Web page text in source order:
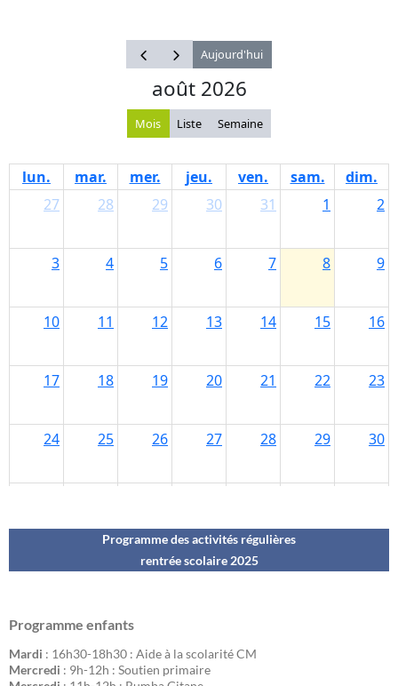
Programme des activités régulières
rentrée scolaire 2025
Programme enfants
Mardi : 16h30-18h30 : Aide à la scolarité CM
Mercredi : 9h-12h : Soutien primaire